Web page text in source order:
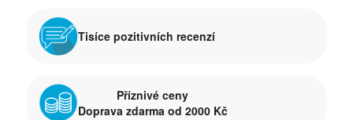
Tisíce pozitivních recenzí
Příznivé ceny
Doprava zdarma od 2000 Kč